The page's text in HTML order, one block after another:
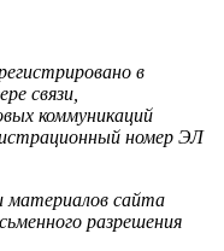
в
связи,
коммуникаций
номер ЭЛ
материалов сайта
разрешения